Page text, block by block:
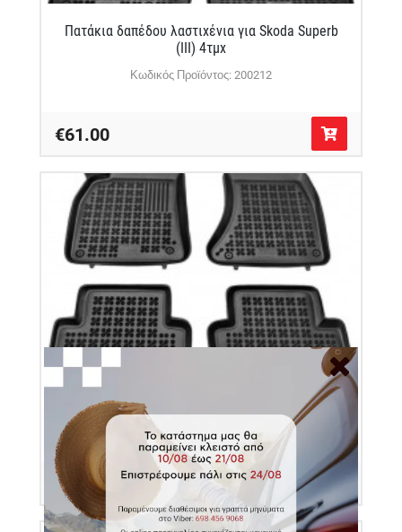
Πατάκια δαπέδου λαστιχένια για Skoda Superb
(III) 4τμχ
Κωδικός Προϊόντος: 200212
€61.00
Πατάκια δαπέδου λαστιχένια για Audi A4 (B8) /
Κωδικός Προϊόντος: 200308
€53.00